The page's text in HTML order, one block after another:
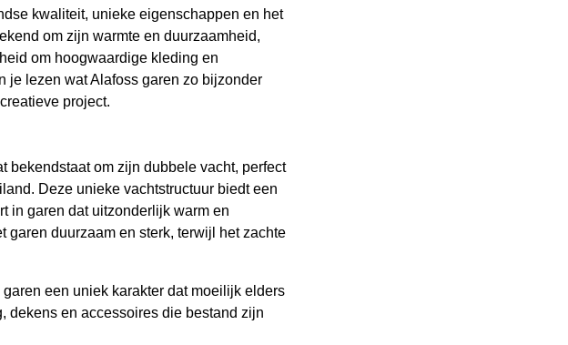
kwaliteit, unieke eigenschappen en het
om zijn warmte en duurzaamheid,
om hoogwaardige kleding en
je lezen wat Alafoss garen zo bijzonder
project.
bekendstaat om zijn dubbele vacht, perfect
Deze unieke vachtstructuur biedt een
in garen dat uitzonderlijk warm en
duurzaam en sterk, terwijl het zachte
een uniek karakter dat moeilijk elders
dekens en accessoires die bestand zijn